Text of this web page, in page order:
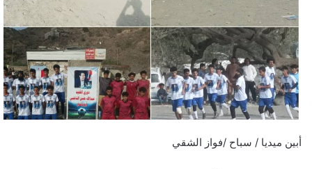
أبين ميديا / سباح /فواز الشقي